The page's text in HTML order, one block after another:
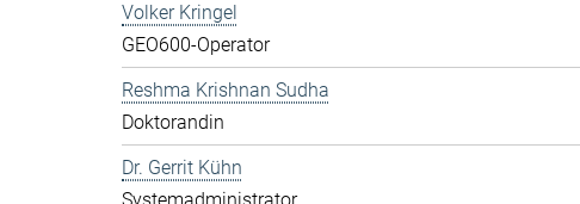
Volker Kringel
GEO600-Operator
Reshma Krishnan Sudha
Doktorandin
Dr. Gerrit Kühn